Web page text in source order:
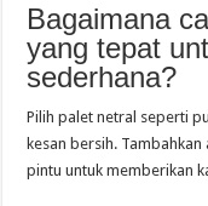
Bagaimana
yang tepat
sederhana?
Pilih palet netral seperti
kesan bersih.
pintu untuk memberikan